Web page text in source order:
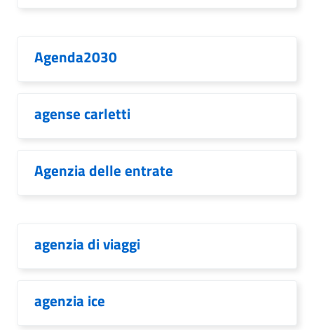
Agenda2030
agense carletti
Agenzia delle entrate
agenzia di viaggi
agenzia ice